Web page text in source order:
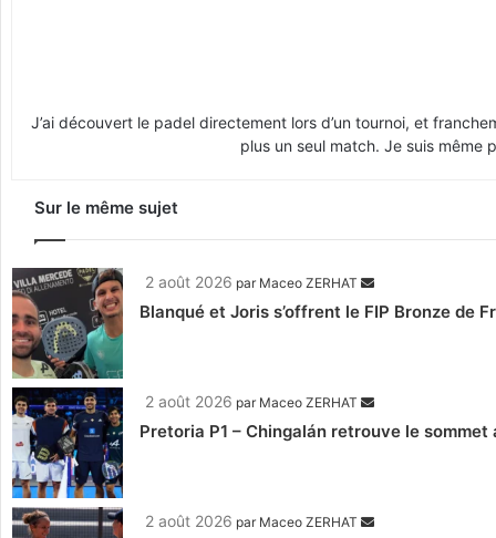
J’ai découvert le padel directement lors d’un tournoi, et
plus un seul match. Je suis même
Sur le même sujet
2 août 2026 par Maceo ZERHAT
Blanqué et Joris s’offrent le FIP Bronze de
2 août 2026 par Maceo ZERHAT
Pretoria P1 – Chingalán retrouve le
2 août 2026 par Maceo ZERHAT